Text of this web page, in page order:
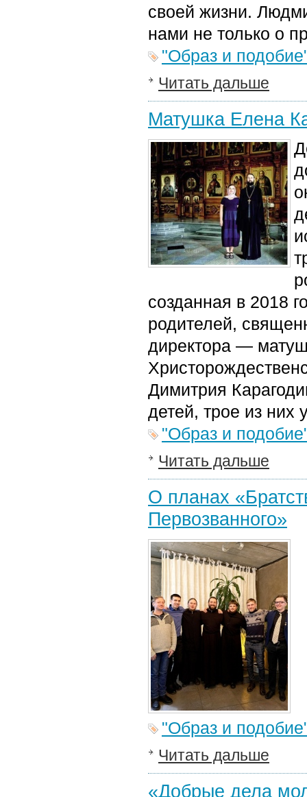
своей жизни.
нами не только о
"Образ и
Читать дальше
Матушка Елена
созданная в 2018
родителей,
директора —
Димитрия
детей, трое из них
"Образ и
Читать дальше
О планах
Первозванного»
"Образ и
Читать дальше
«Добрые дела